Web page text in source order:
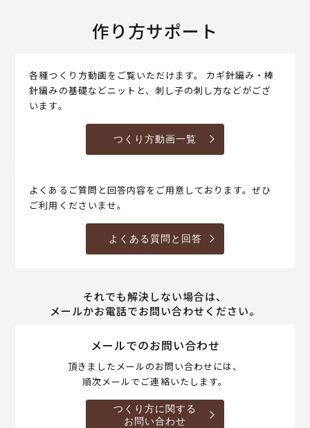
作り方サポート
各種つくり方動画をご覧いただけます。 カギ針編み・棒
針編みの基礎などニットと、刺し子の刺し方などがござ
います。
つくり方動画一覧
よくあるご質問と回答内容をご用意しております。ぜひ
ご利用くださいませ。
よくある質問と回答
それでも解決しない場合は、
メールかお電話でお問い合わせください。
メールでのお問い合わせ
頂きましたメールのお問い合わせには、
順次メールでご連絡いたします。
つくり方に関する
お問い合わせ